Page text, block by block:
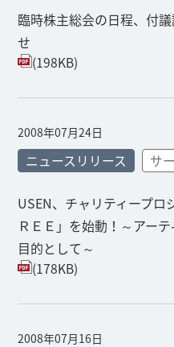
臨時株主総会の日程、付
せ
(198KB)
2008年07月24日
ニュースリリース サ
USEN、チャリティープ
ＲＥＥ」を始動！～アー
目的として～
(178KB)
2008年07月16日